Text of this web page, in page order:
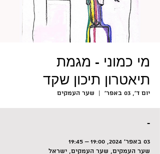
מי כמוני - מגמת
תיאטרון תיכון שקד
יום ד׳, 03 באפר׳
  |
שער העמקים
-
03 באפר׳ 2024, 19:00 – 19:45
שער העמקים, שער העמקים, ישראל